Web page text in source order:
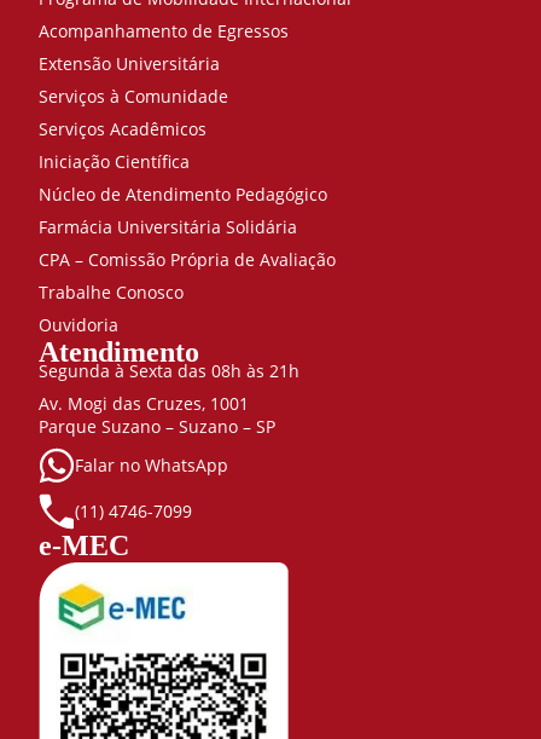
Acompanhamento de Egressos
Extensão Universitária
Serviços à Comunidade
Serviços Acadêmicos
Iniciação Científica
Núcleo de Atendimento Pedagógico
Farmácia Universitária Solidária
CPA – Comissão Própria de Avaliação
Trabalhe Conosco
Ouvidoria
Atendimento
Segunda à Sexta das 08h às 21h
Av. Mogi das Cruzes, 1001
Parque Suzano – Suzano – SP
Falar no WhatsApp
(11) 4746-7099
e-MEC